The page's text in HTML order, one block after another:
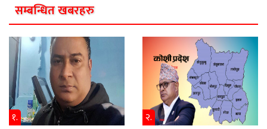
सम्बन्धित खबरहरु
१. २.